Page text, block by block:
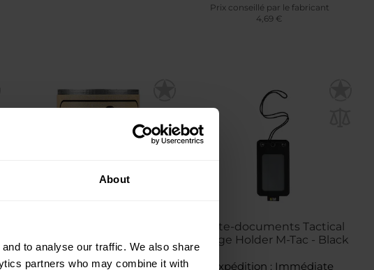
About
to analyse our traffic. We also share
partners who may combine it with
Prix conseillé par le fabricant
4,69 €
Tape 50 mm x 2,5 m Rhino
Rescue
Expédition :Immédiate
Porte-documents Tactical
Badge Holder M-Tac - Black
Expédition : Immédiate